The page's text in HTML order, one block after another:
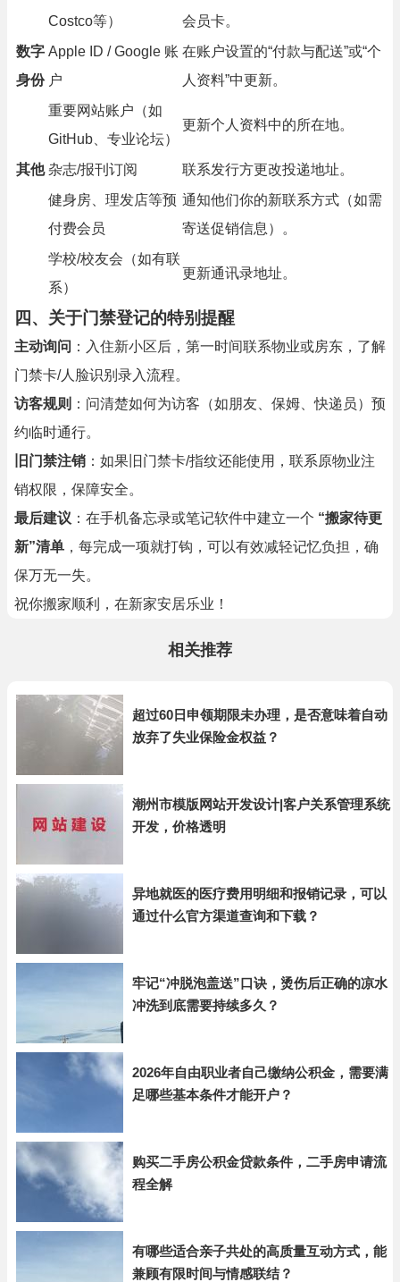
Costco等）
会员卡。
数字
身份
Apple ID / Google 账
户
在账户设置的“付款与配送”或“个
人资料”中更新。
重要网站账户（如
GitHub、专业论坛）
更新个人资料中的所在地。
其他 杂志/报刊订阅
联系发行方更改投递地址。
健身房、理发店等预
付费会员
通知他们你的新联系方式（如需
寄送促销信息）。
学校/校友会（如有联
系）
更新通讯录地址。
四、关于门禁登记的特别提醒
主动询问 ：入住新小区后，第一时间联系物业或房东，了解
门禁卡/人脸识别录入流程。
访客规则 ：问清楚如何为访客（如朋友、保姆、快递员）预
约临时通行。
旧门禁注销 ：如果旧门禁卡/指纹还能使用，联系原物业注
销权限，保障安全。
最后建议 ：在手机备忘录或笔记软件中建立一个 “搬家待更
新”清单 ，每完成一项就打钩，可以有效减轻记忆负担，确
保万无一失。
祝你搬家顺利，在新家安居乐业！
相关推荐
超过60日申领期限未办理，是否意味着自动
放弃了失业保险金权益？
潮州市模版网站开发设计|客户关系管理系统
开发，价格透明
异地就医的医疗费用明细和报销记录，可以
通过什么官方渠道查询和下载？
牢记“冲脱泡盖送”口诀，烫伤后正确的凉水
冲洗到底需要持续多久？
2026年自由职业者自己缴纳公积金，需要满
足哪些基本条件才能开户？
购买二手房公积金贷款条件，二手房申请流
程全解
有哪些适合亲子共处的高质量互动方式，能
兼顾有限时间与情感联结？